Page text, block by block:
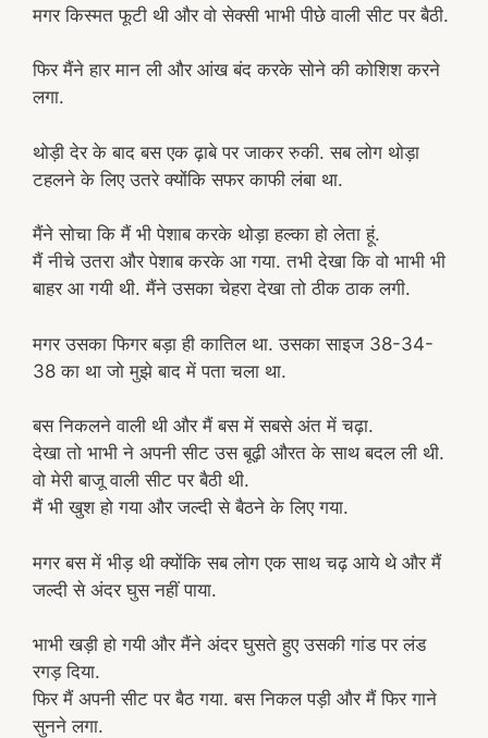
मगर किस्मत फूटी थी और वो सेक्सी भाभी पीछे वाली सीट पर बैठी.
फिर मैंने हार मान ली और आंख बंद करके सोने की कोशिश करने
लगा.
थोड़ी देर के बाद बस एक ढ़ाबे पर जाकर रुकी. सब लोग थोड़ा
टहलने के लिए उतरे क्योंकि सफर काफी लंबा था.
मैंने सोचा कि मैं भी पेशाब करके थोड़ा हल्का हो लेता हूं.
मैं नीचे उतरा और पेशाब करके आ गया. तभी देखा कि वो भाभी भी
बाहर आ गयी थी. मैंने उसका चेहरा देखा तो ठीक ठाक लगी.
मगर उसका फिगर बड़ा ही कातिल था. उसका साइज 38-34-
38 का था जो मुझे बाद में पता चला था.
बस निकलने वाली थी और मैं बस में सबसे अंत में चढ़ा.
देखा तो भाभी ने अपनी सीट उस बूढ़ी औरत के साथ बदल ली थी.
वो मेरी बाजू वाली सीट पर बैठी थी.
मैं भी खुश हो गया और जल्दी से बैठने के लिए गया.
मगर बस में भीड़ थी क्योंकि सब लोग एक साथ चढ़ आये थे और मैं
जल्दी से अंदर घुस नहीं पाया.
भाभी खड़ी हो गयी और मैंने अंदर घुसते हुए उसकी गांड पर लंड
रगड़ दिया.
फिर मैं अपनी सीट पर बैठ गया. बस निकल पड़ी और मैं फिर गाने
सुनने लगा.